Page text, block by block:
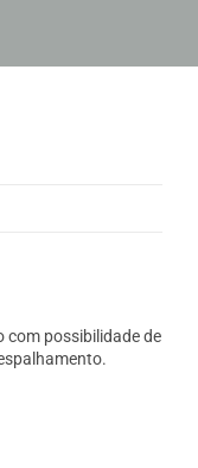
com possibilidade de